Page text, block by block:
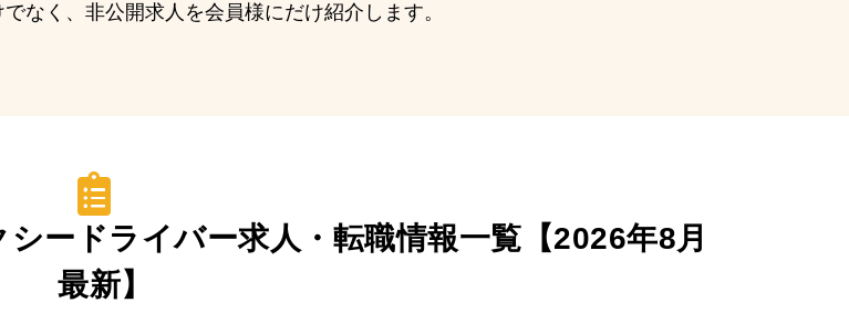
なく、非公開求人を会員様にだけ紹介します。
ードライバー求人・転職情報一覧【2026年8月
最新】